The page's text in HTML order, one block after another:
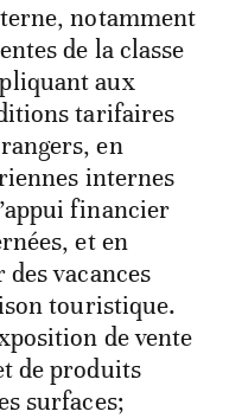
notamment
de la classe
aux
tarifaires
en
internes
financier
et en
vacances
touristique.
de vente
de produits
surfaces;